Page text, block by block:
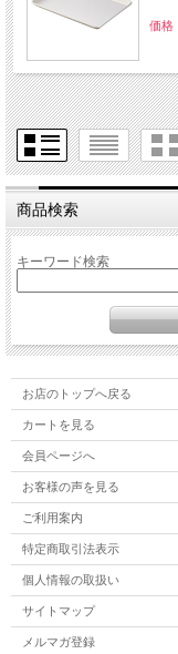
価格
商品検索
キーワード検索
お店のトップへ戻る
カートを見る
会員ページへ
お客様の声を見る
ご利用案内
特定商取引法表示
個人情報の取扱い
サイトマップ
メルマガ登録